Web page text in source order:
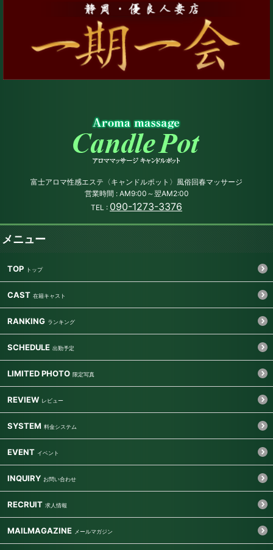
富士アロマ性感エステ〈キャンドルポット〉風俗回春マッサージ
営業時間 : AM9:00～翌AM2:00
TEL : 090-1273-3376
メニュー
TOP
CAST
RANKING
SCHEDULE
LIMITED PHOTO
REVIEW
SYSTEM
EVENT
INQUIRY
RECRUIT
MAILMAGAZINE